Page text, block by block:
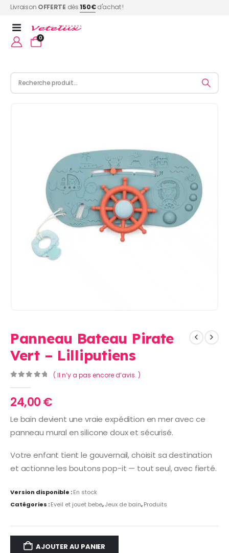
Livraison OFFERTE dès150€d'achat !
0
Panneau Bateau Pirate
Vert – Lilliputiens
( Il n’y a pas encore d’avis. )
24,00€
Le bain devient une vraie expédition en mer avec ce
panneau mural en silicone doux et sécurisé.
Votre enfant tient le gouvernail, choisit sa destination
et actionne les boutons pop-it — tout seul, avec fierté.
Version disponible :En stock
Catégories :Eveil et jouet bebe,Jeux de bain,Produits
AJOUTER AU PANIER